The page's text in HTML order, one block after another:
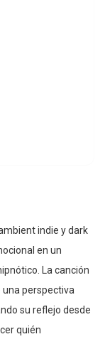
indie y dark
en un
La canción
perspectiva
su reflejo desde
quién